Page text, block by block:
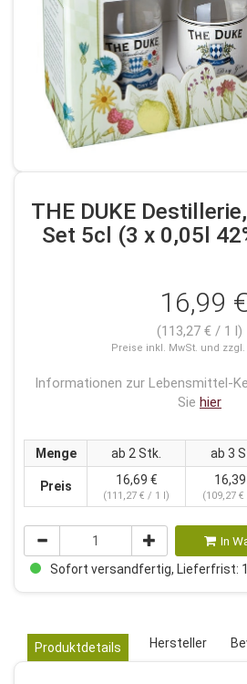
THE DUKE
Set 5cl (3 x 0,05l
16,99 €
(113,27 € / 1 l)
Preise inkl. MwSt. und zzgl.
Informationen zur Lebensmittel-
Sie hier
Menge ab 2 Stk. ab 3
Preis 16,69 €
(111,27 € / 1 l) (109,27
In
Sofort versandfertig, Lieferfrist:
Produktdetails Hersteller